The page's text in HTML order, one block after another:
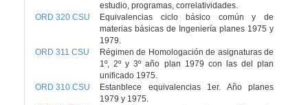
estudio, programas, correlatividades.
ORD 320 CSU
Equivalencias ciclo básico común y de
materias básicas de Ingeniería planes 1975 y
1979.
ORD 311 CSU
Régimen de Homologación de asignaturas de
1º, 2º y 3º año plan 1979 con las del plan
unificado 1975.
ORD 310 CSU
Estanblece equivalencias 1er. Año planes
1979 y 1975.